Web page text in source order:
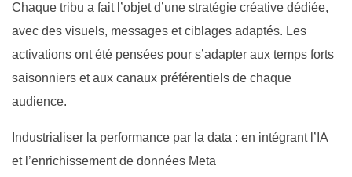
Chaque tribu a fait l’objet d’une stratégie créative dédiée,
avec des visuels, messages et ciblages adaptés. Les
activations ont été pensées pour s’adapter aux temps forts
saisonniers et aux canaux préférentiels de chaque
audience.
Industrialiser la performance par la data : en intégrant l’IA
et l’enrichissement de données Meta